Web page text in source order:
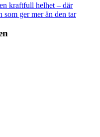
kraftfull helhet – där
som ger mer än den tar